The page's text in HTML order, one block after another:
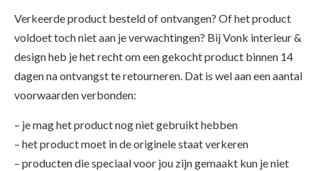
Verkeerde product besteld of ontvangen? Of het product
voldoet toch niet aan je verwachtingen? Bij Vonk interieur &
design heb je het recht om een gekocht product binnen 14
dagen na ontvangst te retourneren. Dat is wel aan een aantal
voorwaarden verbonden:
– je mag het product nog niet gebruikt hebben
– het product moet in de originele staat verkeren
– producten die speciaal voor jou zijn gemaakt kun je niet